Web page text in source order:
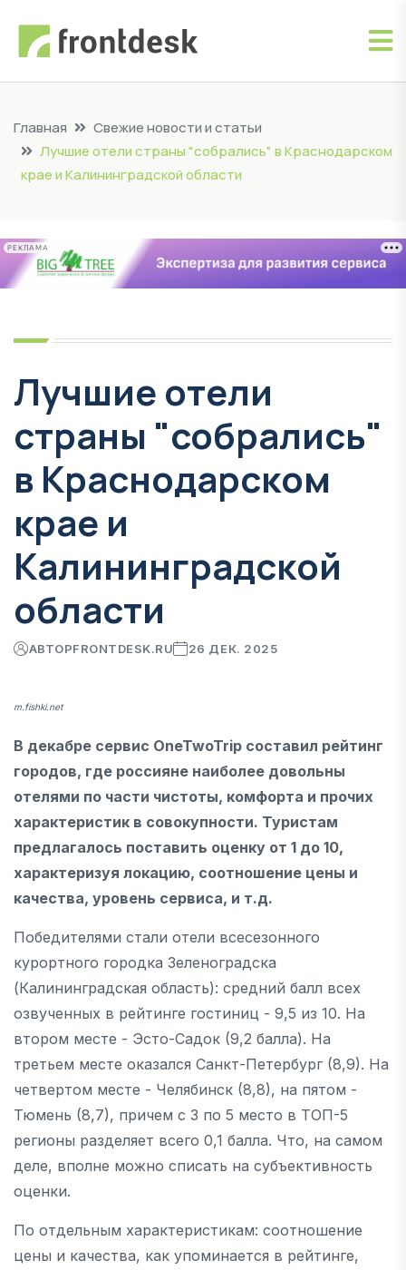
Главная
Свежие новости и статьи
Лучшие отели страны "собрались" в Краснодарском
крае и Калининградской области
РЕКЛАМА
Лучшие отели
страны "собрались"
в Краснодарском
крае и
Калининградской
области
АВТОРFRONTDESK.RU 26 ДЕК. 2025
m.fishki.net
В декабре сервис OneTwoTrip составил рейтинг
городов, где россияне наиболее довольны
отелями по части чистоты, комфорта и прочих
характеристик в совокупности. Туристам
предлагалось поставить оценку от 1 до 10,
характеризуя локацию, соотношение цены и
качества, уровень сервиса, и т.д.
Победителями стали отели всесезонного
курортного городка Зеленоградска
(Калининградская область): средний балл всех
озвученных в рейтинге гостиниц - 9,5 из 10. На
втором месте - Эсто-Садок (9,2 балла). На
третьем месте оказался Санкт-Петербург (8,9). На
четвертом месте - Челябинск (8,8), на пятом -
Тюмень (8,7), причем с 3 по 5 место в ТОП-5
регионы разделяет всего 0,1 балла. Что, на самом
деле, вполне можно списать на субъективность
оценки.
По отдельным характеристикам: соотношение
цены и качества, как упоминается в рейтинге,